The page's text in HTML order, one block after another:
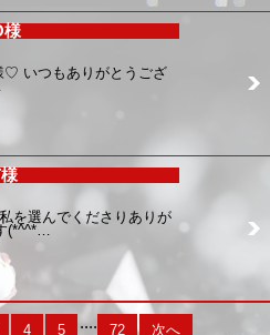
様
♡ いつもありがとうござ
を選んでくださりありが
(*^^*…
4 5 .... 72 次へ